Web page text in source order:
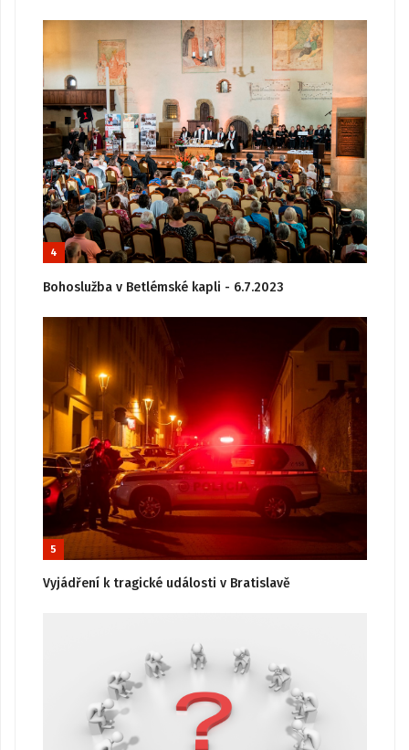
4
Bohoslužba v Betlémské kapli - 6.7.2023
5
Vyjádření k tragické události v Bratislavě